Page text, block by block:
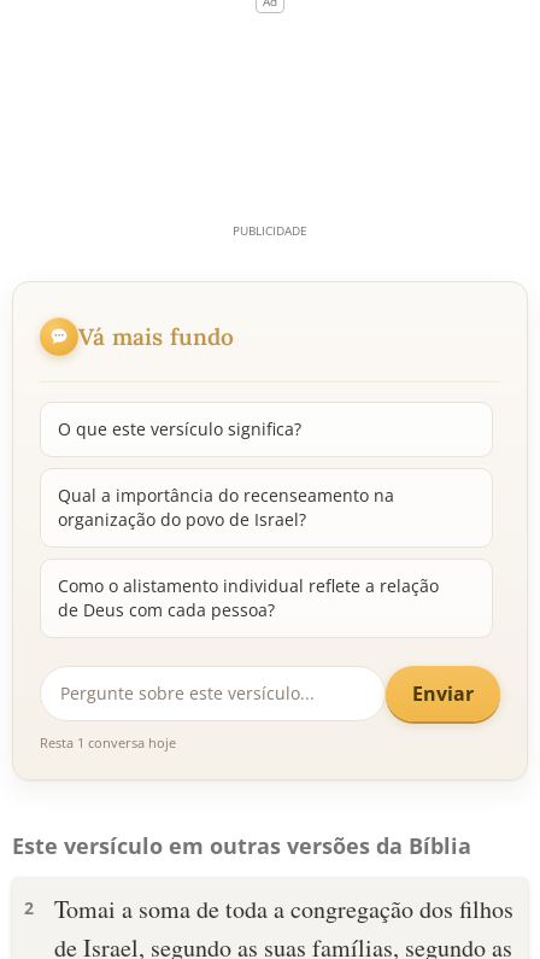
Vá mais fundo
O que este versículo significa?
Qual a importância do recenseamento na
organização do povo de Israel?
Como o alistamento individual reflete a relação
de Deus com cada pessoa?
Enviar
Resta 1 conversa hoje
Este versículo em outras versões da Bíblia
2
Tomai a soma de toda a congregação dos filhos
de Israel, segundo as suas famílias, segundo as